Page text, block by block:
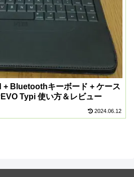
+ Bluetoothキーボード + ケース
Typi 使い方＆レビュー
2024.06.12